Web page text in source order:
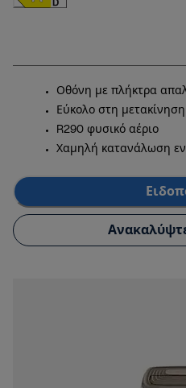
Οθόνη με πλήκτρα
Εύκολο στη μετακίνηση
R290 φυσικό αέριο
Χαμηλή κατανάλωση